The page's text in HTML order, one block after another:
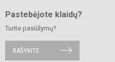
Pastebėjote klaidų?
Turite pasiūlymų?
RAŠYKITE